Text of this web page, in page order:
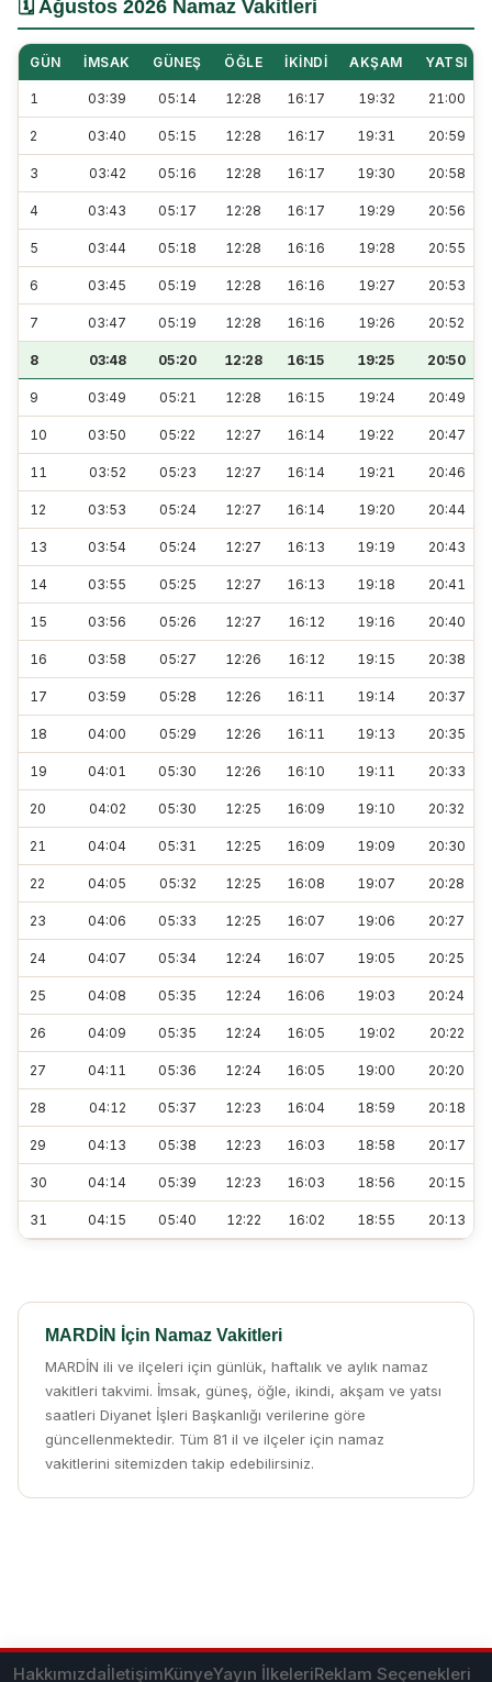
🗓️ Ağustos 2026 Namaz Vakitleri
GÜN İMSAK GÜNEŞ ÖĞLE İKINDI AKŞAM YATSI
1 03:39 05:14 12:28 16:17 19:32 21:00
2 03:40 05:15 12:28 16:17 19:31 20:59
3 03:42 05:16 12:28 16:17 19:30 20:58
4 03:43 05:17 12:28 16:17 19:29 20:56
5 03:44 05:18 12:28 16:16 19:28 20:55
6 03:45 05:19 12:28 16:16 19:27 20:53
7 03:47 05:19 12:28 16:16 19:26 20:52
8 03:48 05:20 12:28 16:15 19:25 20:50
9 03:49 05:21 12:28 16:15 19:24 20:49
10 03:50 05:22 12:27 16:14 19:22 20:47
11 03:52 05:23 12:27 16:14 19:21 20:46
12 03:53 05:24 12:27 16:14 19:20 20:44
13 03:54 05:24 12:27 16:13 19:19 20:43
14 03:55 05:25 12:27 16:13 19:18 20:41
15 03:56 05:26 12:27 16:12 19:16 20:40
16 03:58 05:27 12:26 16:12 19:15 20:38
17 03:59 05:28 12:26 16:11 19:14 20:37
18 04:00 05:29 12:26 16:11 19:13 20:35
19 04:01 05:30 12:26 16:10 19:11 20:33
20 04:02 05:30 12:25 16:09 19:10 20:32
21 04:04 05:31 12:25 16:09 19:09 20:30
22 04:05 05:32 12:25 16:08 19:07 20:28
23 04:06 05:33 12:25 16:07 19:06 20:27
24 04:07 05:34 12:24 16:07 19:05 20:25
25 04:08 05:35 12:24 16:06 19:03 20:24
26 04:09 05:35 12:24 16:05 19:02 20:22
27 04:11 05:36 12:24 16:05 19:00 20:20
28 04:12 05:37 12:23 16:04 18:59 20:18
29 04:13 05:38 12:23 16:03 18:58 20:17
30 04:14 05:39 12:23 16:03 18:56 20:15
31 04:15 05:40 12:22 16:02 18:55 20:13
MARDİN İçin Namaz Vakitleri
MARDİN ili ve ilçeleri için günlük, haftalık ve aylık namaz
vakitleri takvimi. İmsak, güneş, öğle, ikindi, akşam ve yatsı
saatleri Diyanet İşleri Başkanlığı verilerine göre
güncellenmektedir. Tüm 81 il ve ilçeler için namaz
vakitlerini sitemizden takip edebilirsiniz.
HakkımızdaİletişimKünyeYayın İlkeleriReklam Seçenekleri